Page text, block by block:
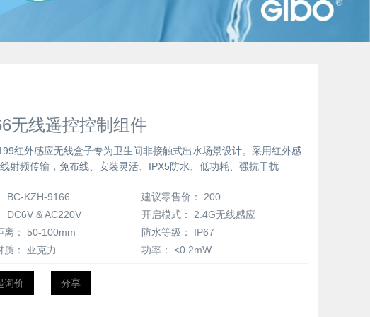
无线遥控控制组件
红外感应无线盒子专为卫生间非接触式出水场景设计。采用红外感
射频传输，免布线、安装灵活、IPX5防水、低功耗、强抗干扰
BC-KZH-9166 建议零售价：
200
DC6V & AC220V 开启模式：
2.4G无线感应
：
50-100mm 防水等级：
IP67
：
亚克力 功率： <0.2mW
询价 分享